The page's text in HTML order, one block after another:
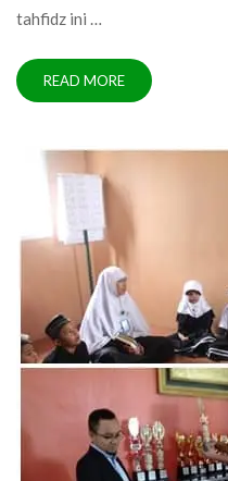
tahfidz ini …
READ MORE